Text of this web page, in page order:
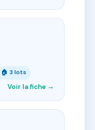
🏠 3 lots
Voir la fiche →